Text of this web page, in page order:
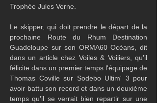
Trophée Jules Verne.
Le skipper, qui doit prendre le départ de la
prochaine Route du Rhum Destination
Guadeloupe sur son ORMA60 Océans, dit
dans un article chez Voiles & Voiliers, qu'il
félicite dans un premier temps l'équipage de
Thomas Coville sur Sodebo Ultim' 3 pour
avoir battu son record et dans un deuxième
temps qu'il se verrait bien repartir sur une